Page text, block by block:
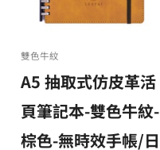
雙色牛紋
A5 抽取式仿皮革活
頁筆記本-雙色牛紋-
棕色-無時效手帳/日